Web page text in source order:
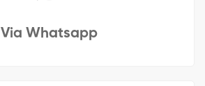
Via Whatsapp